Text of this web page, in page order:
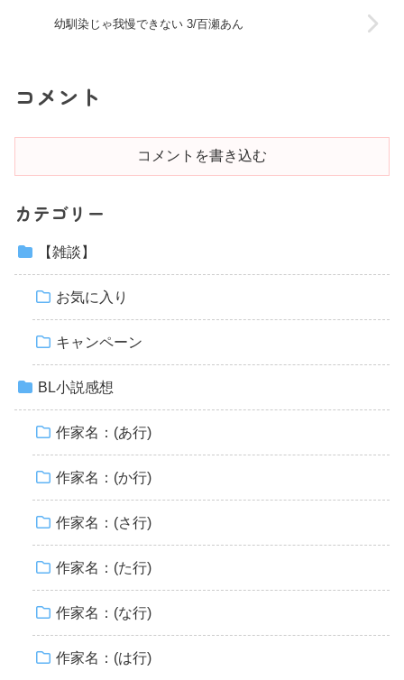
幼馴染じゃ我慢できない 3/百瀬あん
コメント
コメントを書き込む
カテゴリー
【雑談】
お気に入り
キャンペーン
BL小説感想
作家名：(あ行)
作家名：(か行)
作家名：(さ行)
作家名：(た行)
作家名：(な行)
作家名：(は行)